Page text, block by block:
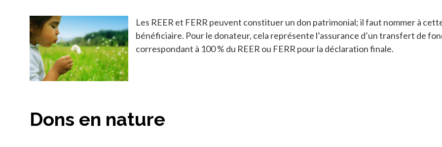
Les REER et FERR peuvent constituer un don patrimonial; il faut nommer à
bénéficiaire. Pour le donateur, cela représente l’assurance d’un transfert de
correspondant à 100 % du REER ou FERR pour la déclaration finale.
Dons en nature